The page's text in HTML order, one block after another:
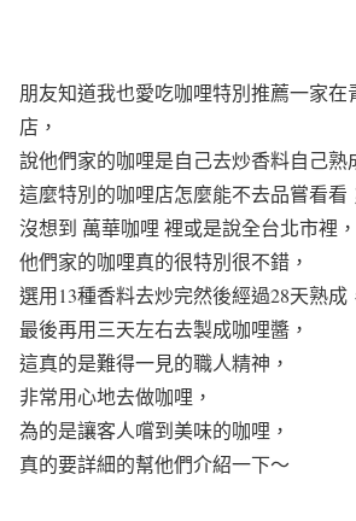
朋友知道我也愛吃咖哩特別推薦一家在
店，
說他們家的咖哩是自己去炒香料自己熟
這麼特別的咖哩店怎麼能不去品嘗看看
沒想到 萬華咖哩 裡或是說全台北市裡，
他們家的咖哩真的很特別很不錯，
選用13種香料去炒完然後經過28天熟成
最後再用三天左右去製成咖哩醬，
這真的是難得一見的職人精神，
非常用心地去做咖哩，
為的是讓客人嚐到美味的咖哩，
真的要詳細的幫他們介紹一下～